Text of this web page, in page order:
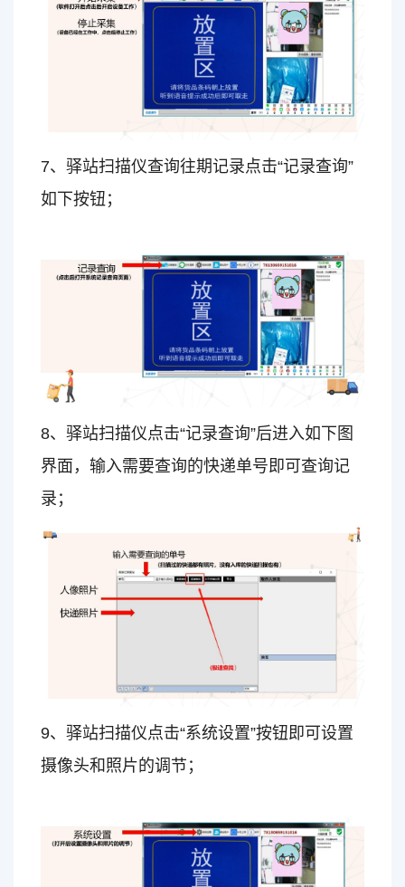
7、驿站扫描仪查询往期记录点击“记录查询”
如下按钮；
8、驿站扫描仪点击“记录查询”后进入如下图
界面，输入需要查询的快递单号即可查询记
录；
9、驿站扫描仪点击“系统设置”按钮即可设置
摄像头和照片的调节；